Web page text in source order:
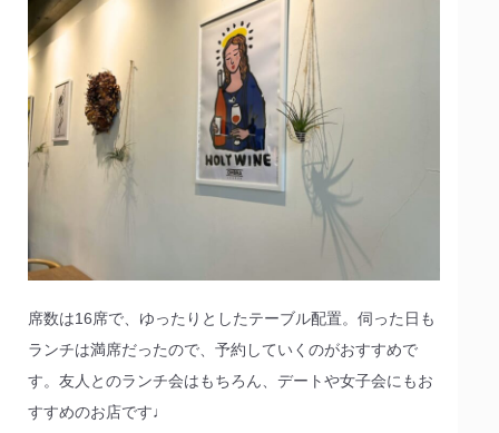
席数は16席で、ゆったりとしたテーブル配置。伺った日も
ランチは満席だったので、予約していくのがおすすめで
す。友人とのランチ会はもちろん、デートや女子会にもお
すすめのお店です♩